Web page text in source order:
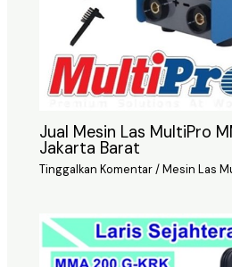
Jual Mesin Las MultiPro
Jakarta Barat
Tinggalkan Komentar/Mesin Las